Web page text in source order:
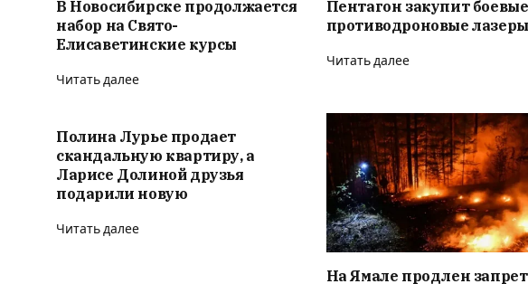
В Новосибирске продолжается
набор на Свято-
Елисаветинские курсы
Читать далее
Пентагон закупит боевые
противодроновые лазеры
Читать далее
Полина Лурье продает
скандальную квартиру, а
Ларисе Долиной друзья
подарили новую
Читать далее
На Ямале продлен